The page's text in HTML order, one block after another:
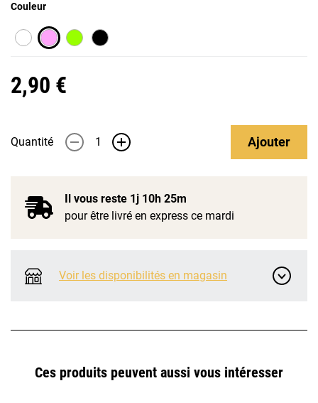
Couleur
2,90 €
Quantité - + Ajouter
Il vous reste 1j 10h 25m
pour être livré en express ce mardi
Voir les disponibilités en magasin
Ces produits peuvent aussi vous intéresser